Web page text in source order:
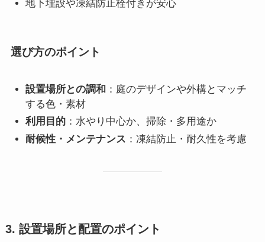
地下埋設や凍結防止栓付きが安心
選び方のポイント
設置場所との調和 ：庭のデザインや外構とマッチ
する色・素材
利用目的 ：水やり中心か、掃除・多用途か
耐候性・メンテナンス ：凍結防止・耐久性を考慮
3. 設置場所と配置のポイント